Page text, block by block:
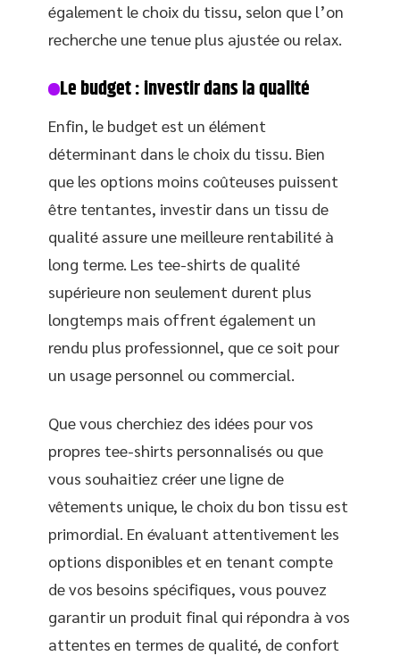
également le choix du tissu, selon que l’on
recherche une tenue plus ajustée ou relax.
Le budget : investir dans la qualité
Enfin, le budget est un élément
déterminant dans le choix du tissu. Bien
que les options moins coûteuses puissent
être tentantes, investir dans un tissu de
qualité assure une meilleure rentabilité à
long terme. Les tee-shirts de qualité
supérieure non seulement durent plus
longtemps mais offrent également un
rendu plus professionnel, que ce soit pour
un usage personnel ou commercial.
Que vous cherchiez des idées pour vos
propres tee-shirts personnalisés ou que
vous souhaitiez créer une ligne de
vêtements unique, le choix du bon tissu est
primordial. En évaluant attentivement les
options disponibles et en tenant compte
de vos besoins spécifiques, vous pouvez
garantir un produit final qui répondra à vos
attentes en termes de qualité, de confort